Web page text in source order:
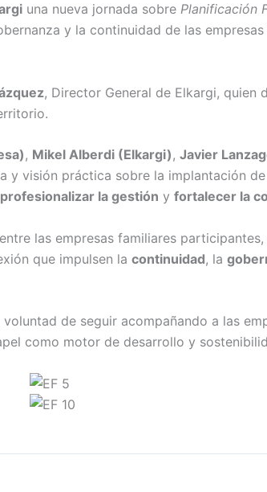
una nueva jornada sobre Planificación
y la continuidad de las
, Director General de Elkargi, quien
, Mikel Alberdi (Elkargi), Javier
y visión práctica sobre la implantación
profesionalizar la gestión y fortalecer la
las empresas familiares
que impulsen la continuidad, la
de seguir acompañando a las
como motor de desarrollo y